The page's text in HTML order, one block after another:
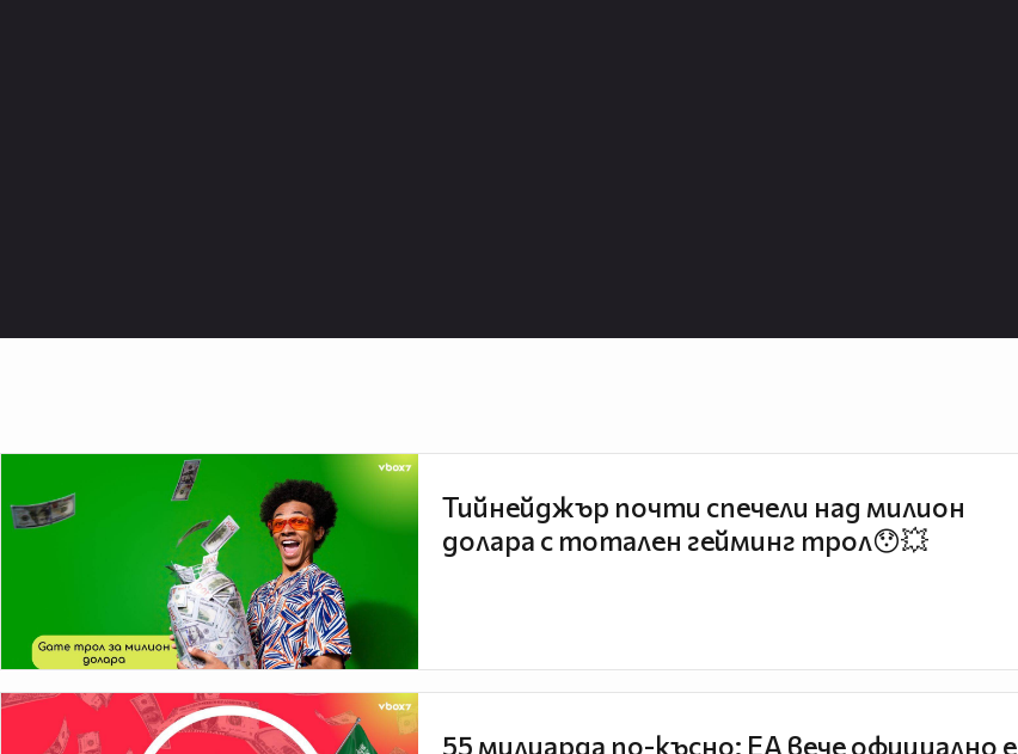
Тийнейджър почти спечели над милион
долара с тотален гейминг трол😯💥
55 милиарда по-късно: EA вече официално е